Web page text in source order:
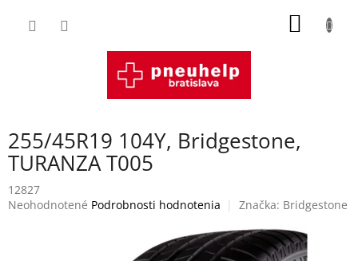
255/45R19 104Y, Bridgestone,
TURANZA T005
12827
Priemerné
Neohodnotené Podrobnosti hodnotenia Značka: Bridgestone